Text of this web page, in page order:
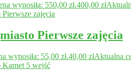
wynosiła: 550,00 zł.400,00 zł
Pierwsze zajęcia
wynosiła: 55,00 zł.40,00 złAktualna